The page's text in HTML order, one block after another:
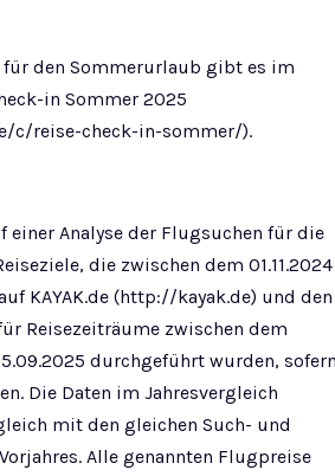
den Sommerurlaub gibt es im
in Sommer 2025
c/reise-check-in-sommer/).
einer Analyse der Flugsuchen für die
die zwischen dem 01.11.2024
KAYAK.de (http://kayak.de) und den
Reisezeiträume zwischen dem
durchgeführt wurden,
Die Daten im Jahresvergleich
mit den gleichen Such- und
Alle genannten Flugpreise